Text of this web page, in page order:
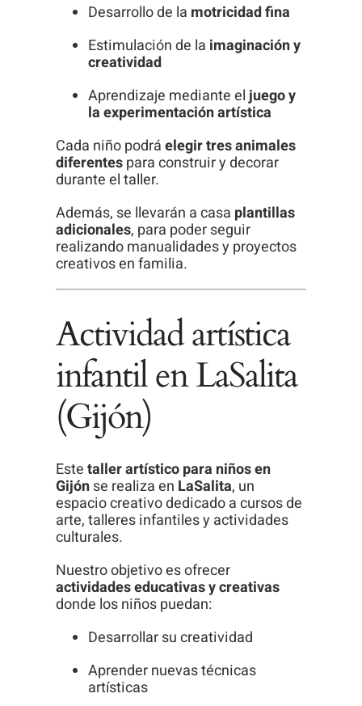
Desarrollo de la motricidad fina
Estimulación de la imaginación y
creatividad
Aprendizaje mediante eljuego y
la experimentación artística
Cada niño podráelegir tres animales
diferentespara construir y decorar
durante el taller.
Además, se llevarán a casa plantillas
adicionales, para poder seguir
realizando manualidades y proyectos
creativos en familia.
Actividad artística
infantil en LaSalita
(Gijón)
Estetaller artístico para niños en
Gijónse realiza en LaSalita, un
espacio creativo dedicado a cursos de
arte, talleres infantiles y actividades
culturales.
Nuestro objetivo es ofrecer
actividades educativas y creativas
donde los niños puedan:
Desarrollar su creatividad
Aprender nuevas técnicas
artísticas